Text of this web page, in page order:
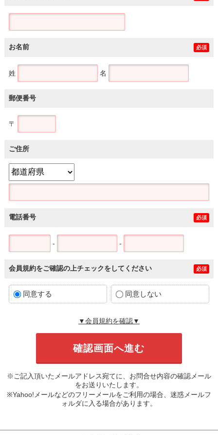
お名前 必須
姓 名
郵便番号
〒
ご住所
電話番号 必須
- -
会員規約をご確認の上チェックをしてください 必須
同意する 同意しない
▼会員規約を確認▼
※ご記入頂いたメールアドレス宛てに、お問合せ内容の確認メール
をお送りいたします。
※Yahoo!メールなどのフリーメールをご利用の場合、迷惑メールフ
ォルダに入る場合があります。